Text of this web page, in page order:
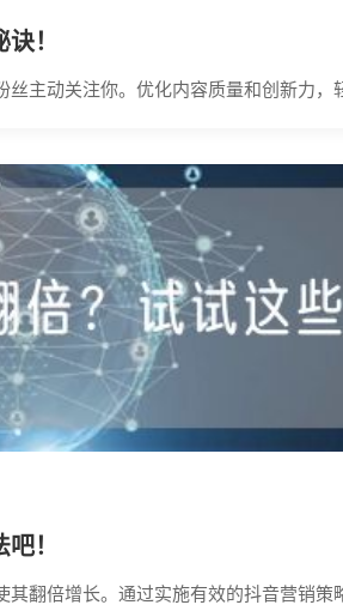
！
主动关注你。优化内容质量和创新力，
！
翻倍增长。通过实施有效的抖音营销策